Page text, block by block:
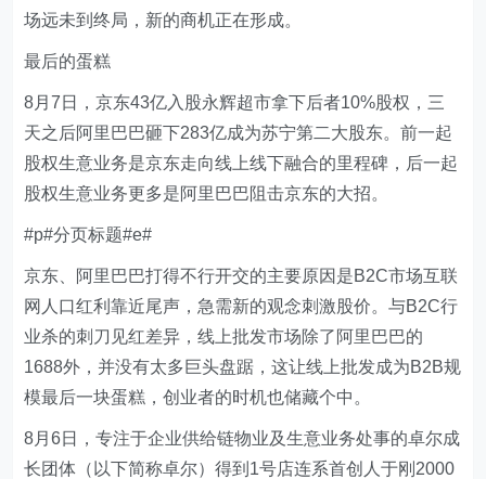
场远未到终局，新的商机正在形成。
最后的蛋糕
8月7日，京东43亿入股永辉超市拿下后者10%股权，三
天之后阿里巴巴砸下283亿成为苏宁第二大股东。前一起
股权生意业务是京东走向线上线下融合的里程碑，后一起
股权生意业务更多是阿里巴巴阻击京东的大招。
#p#分页标题#e#
京东、阿里巴巴打得不行开交的主要原因是B2C市场互联
网人口红利靠近尾声，急需新的观念刺激股价。与B2C行
业杀的刺刀见红差异，线上批发市场除了阿里巴巴的
1688外，并没有太多巨头盘踞，这让线上批发成为B2B规
模最后一块蛋糕，创业者的时机也储藏个中。
8月6日，专注于企业供给链物业及生意业务处事的卓尔成
长团体（以下简称卓尔）得到1号店连系首创人于刚2000